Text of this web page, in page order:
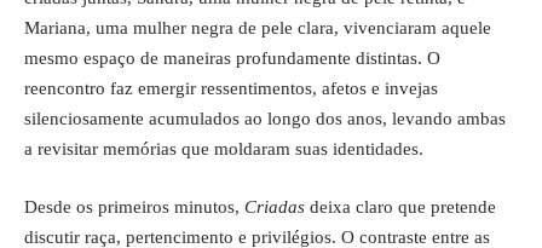
Mariana, uma mulher negra de pele clara, vivenciaram aquele
mesmo espaço de maneiras profundamente distintas. O
reencontro faz emergir ressentimentos, afetos e invejas
silenciosamente acumulados ao longo dos anos, levando ambas
a revisitar memórias que moldaram suas identidades.
Desde os primeiros minutos, Criadas deixa claro que pretende
discutir raça, pertencimento e privilégios. O contraste entre as